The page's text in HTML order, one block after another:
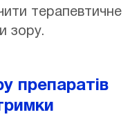
терапевтичне
зору.
препаратів